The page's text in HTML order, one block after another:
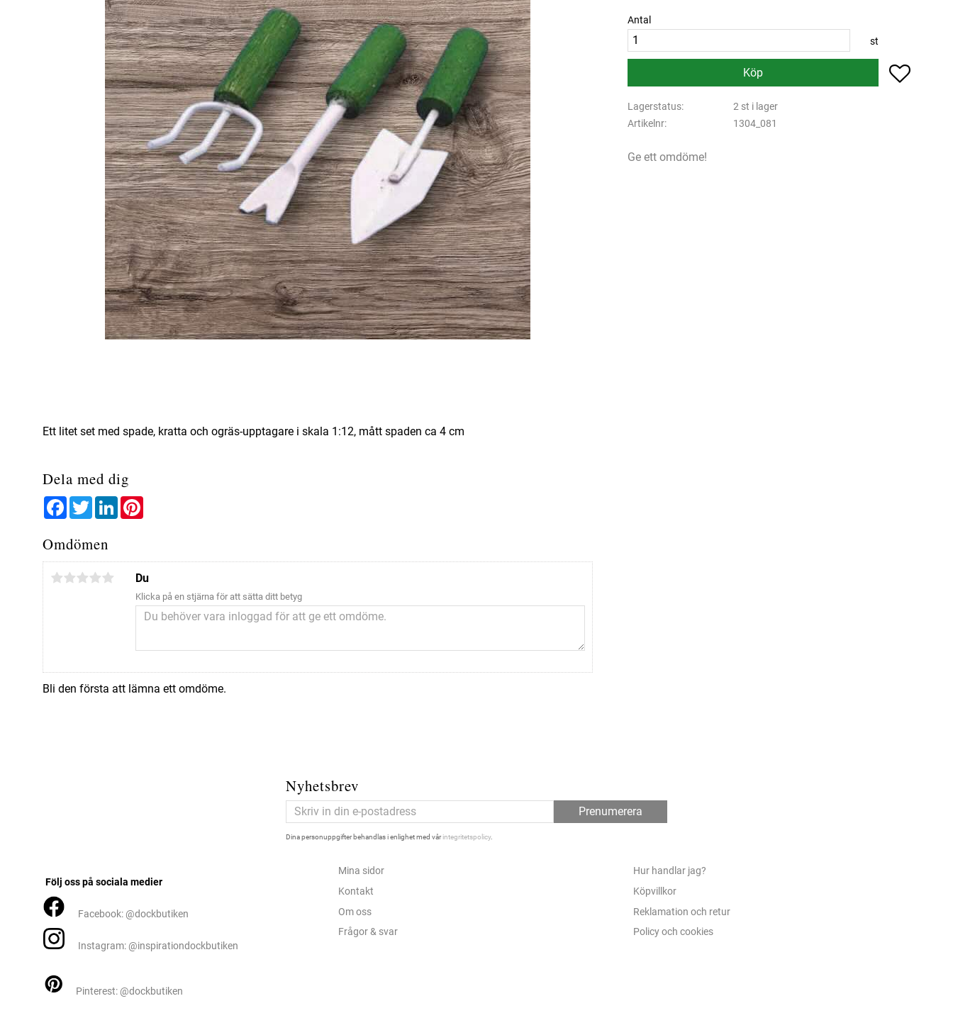
Antal
st
Köp Lägg till
Lagerstatus
2 st i lager
Artikelnr
1304_081
Ge ett omdöme!
Ett litet set med spade, kratta och ogräs-upptagare i skala 1:12, mått spaden ca 4 cm
Dela med dig
FacebookTwitterLinkedIn
Omdömen
Du
Klicka på en stjärna för att sätta ditt betyg
Bli den första att lämna ett omdöme.
Nyhetsbrev
Prenumerera
Dina personuppgifter behandlas i enlighet med vårintegritetspolicy.
Följ oss på sociala medier
Facebook: @dockbutiken
Instagram: @inspirationdockbutiken
Pinterest: @dockbutiken
Mina sidor
Kontakt
Om oss
Frågor & svar
Hur handlar jag?
Köpvillkor
Reklamation och retur
Policy och cookies